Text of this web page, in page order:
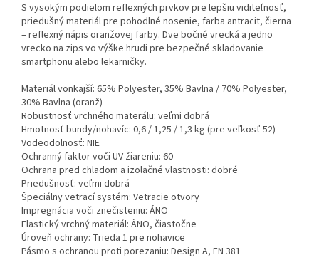
S vysokým podielom reflexných prvkov pre lepšiu viditeľnosť,
priedušný materiál pre pohodlné nosenie, farba antracit, čierna
– reflexný nápis oranžovej farby. Dve bočné vrecká a jedno
vrecko na zips vo výške hrudi pre bezpečné skladovanie
smartphonu alebo lekarničky.
Materiál vonkajší: 65% Polyester, 35% Bavlna / 70% Polyester,
30% Bavlna (oranž)
Robustnosť vrchného materálu: veľmi dobrá
Hmotnosť bundy/nohavíc: 0,6 / 1,25 / 1,3 kg (pre veľkosť 52)
Vodeodolnosť: NIE
Ochranný faktor voči UV žiareniu: 60
Ochrana pred chladom a izolačné vlastnosti: dobré
Priedušnosť: veľmi dobrá
Špeciálny vetrací systém: Vetracie otvory
Impregnácia voči znečisteniu: ÁNO
Elastický vrchný materiál: ÁNO, čiastočne
Úroveň ochrany: Trieda 1 pre nohavice
Pásmo s ochranou proti porezaniu: Design A, EN 381